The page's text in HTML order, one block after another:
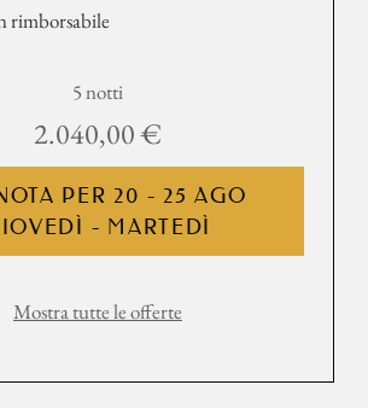
rimborsabile
5 notti
2.040,00 €
PER 20 - 25 AGO
- MARTEDÌ
Mostra tutte le offerte